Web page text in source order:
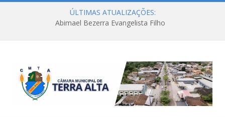
ÚLTIMAS ATUALIZAÇÕES:
Abimael Bezerra Evangelista Filho